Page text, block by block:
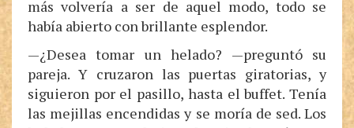
más volvería a ser de aquel modo, todo se
había abierto con brillante esplendor.
—¿Desea tomar un helado? —preguntó su
pareja. Y cruzaron las puertas giratorias, y
siguieron por el pasillo, hasta el buffet. Tenía
las mejillas encendidas y se moría de sed. Los